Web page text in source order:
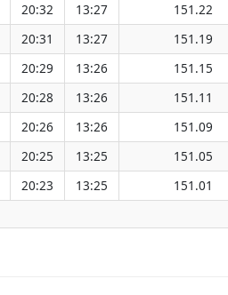
20:32 13:27
151.22
20:31 13:27
151.19
20:29 13:26
151.15
20:28 13:26
151.11
20:26 13:26
151.09
20:25 13:25
151.05
20:23 13:25 151.01